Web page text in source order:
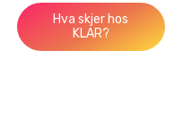
Hva skjer hos
KLAR?